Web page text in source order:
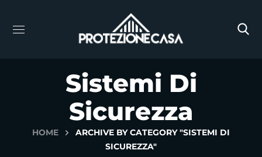
Sistemi Di
Sicurezza
HOME
ARCHIVE BY CATEGORY "SISTEMI DI
SICUREZZA"